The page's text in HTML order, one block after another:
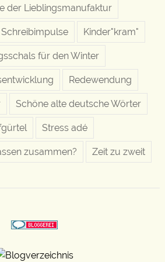
der Lieblingsmanufaktur
Kinder"kram"
für den Winter
Redewendung
Schöne alte deutsche Wörter
Stress adé
zusammen? Zeit zu zweit